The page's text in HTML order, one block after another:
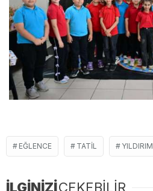
EĞLENCE TATIL YILDIRIM
İLGİNİZİÇEKEBİLİR